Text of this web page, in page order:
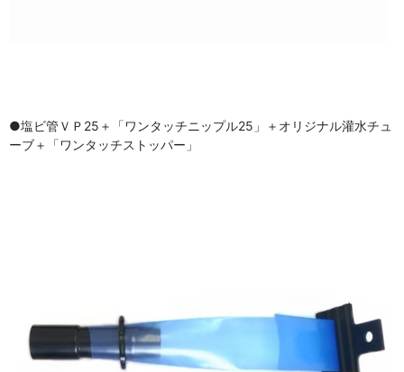
●塩ビ管ＶＰ25＋「ワンタッチニップル25」＋オリジナル灌水チュ
ーブ＋「ワンタッチストッパー」